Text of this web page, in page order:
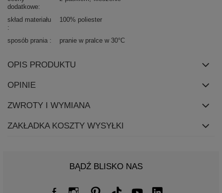
dodatkowe
skład materiału 100% poliester
sposób prania pranie w pralce w 30°C
OPIS PRODUKTU
OPINIE
ZWROTY I WYMIANA
ZAKŁADKA KOSZTY WYSYŁKI
BĄDŹ BLISKO NAS